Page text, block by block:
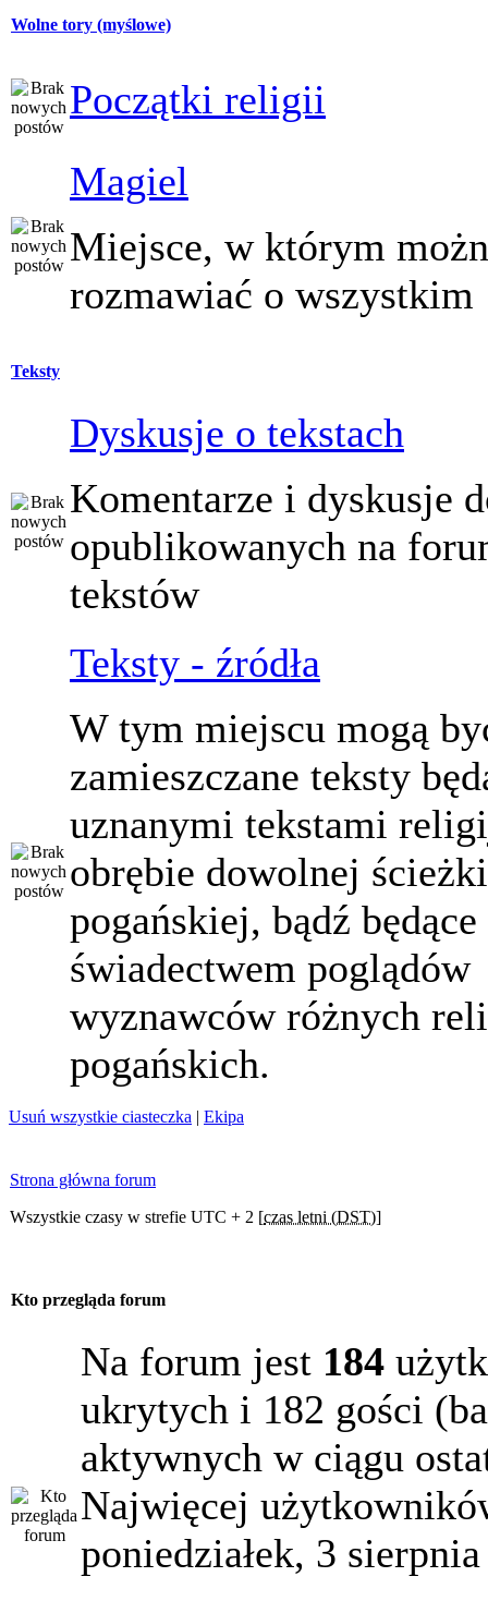
Wolne tory (myślowe)
Początki religii
Magiel
Miejsce, w którym
rozmawiać o wszystkim
Teksty
Dyskusje o tekstach
Komentarze i dyskusje
opublikowanych na
tekstów
Teksty - źródła
W tym miejscu mogą
zamieszczane teksty
uznanymi tekstami
obrębie dowolnej ścieżki
pogańskiej, bądź będące
świadectwem poglądów
wyznawców różnych
pogańskich.
Usuń wszystkie ciasteczka | Ekipa
Strona główna forum
Wszystkie czasy w strefie UTC + 2 [czas letni (DST)]
Kto przegląda forum
Na forum jest 184
ukrytych i 182 gości
aktywnych w ciągu
Najwięcej
poniedziałek, 3